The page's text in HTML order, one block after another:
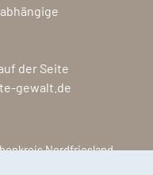
der Seite
gewalt.de
Nordfriesland